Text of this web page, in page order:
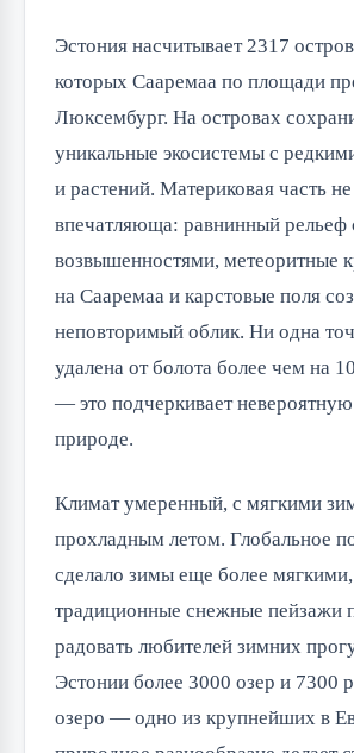
Эстония насчитывает 2317
которых Сааремаа по площади
Люксембург. На островах
уникальные экосистемы с
и растений. Материковая часть
впечатляюща: равнинный рельеф
возвышенностями, метеоритные
на Сааремаа и карстовые поля
неповторимый облик. Ни одна
удалена от болота более чем на
— это подчеркивает невероятную
природе.
Климат умеренный, с мягкими
прохладным летом. Глобальное
сделало зимы еще более
традиционные снежные пейзажи
радовать любителей зимних
Эстонии более 3000 озер и 7300
озеро — одно из крупнейших в